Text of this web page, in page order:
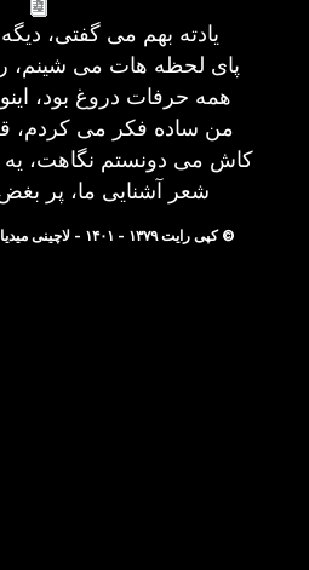
یادته بهم می گفتی،
پای لحظه هات می شینم،
همه حرفات دروغ بود،
من ساده فکر می کردم،
کاش می دونستم نگاهت،
شعر آشنایی ما، پر
© کپی رایت ۱۳۷۹ - ۱۴۰۱ - لاچینی میدیا - کلیه حقوق محفوظ است